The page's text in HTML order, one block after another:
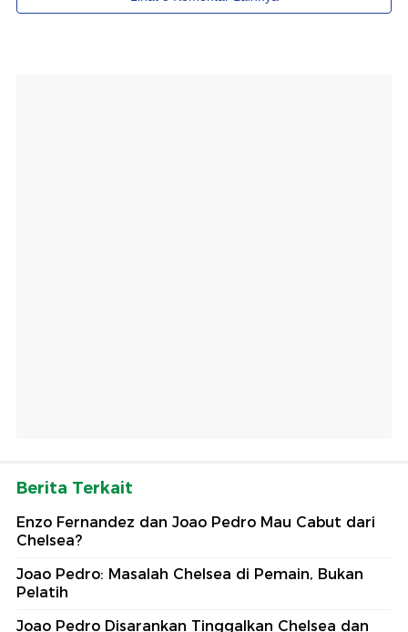
Berita Terkait
Enzo Fernandez dan Joao Pedro Mau Cabut dari
Chelsea?
Joao Pedro: Masalah Chelsea di Pemain, Bukan
Pelatih
Joao Pedro Disarankan Tinggalkan Chelsea dan